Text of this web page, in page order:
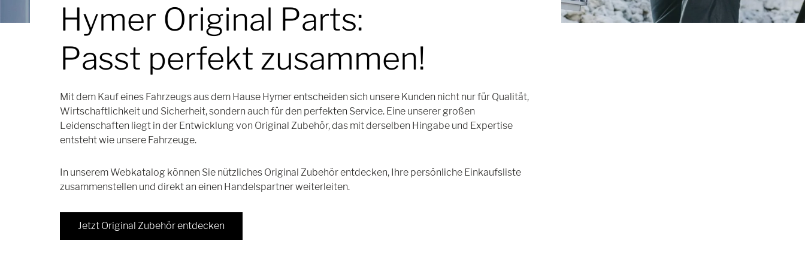
Hymer Original Parts:
Passt perfekt zusammen!
Mit dem Kauf eines Fahrzeugs aus dem Hause Hymer entscheiden sich unsere Kunden nicht nur für Qualität,
Wirtschaftlichkeit und Sicherheit, sondern auch für den perfekten Service. Eine unserer großen
Leidenschaften liegt in der Entwicklung von Original Zubehör, das mit derselben Hingabe und Expertise
entsteht wie unsere Fahrzeuge.
In unserem Webkatalog können Sie nützliches Original Zubehör entdecken, Ihre persönliche Einkaufsliste
zusammenstellen und direkt an einen Handelspartner weiterleiten.
Jetzt Original Zubehör entdecken